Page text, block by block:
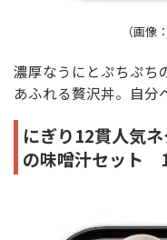
（画像
濃厚なうにとぷちぷち
あふれる贅沢丼。自分
にぎり12貫人気
の味噌汁セット